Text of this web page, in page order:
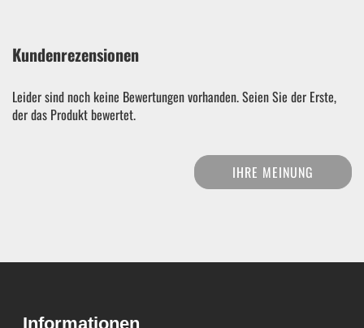
Kundenrezensionen
Leider sind noch keine Bewertungen vorhanden. Seien Sie der Erste,
der das Produkt bewertet.
IHRE MEINUNG